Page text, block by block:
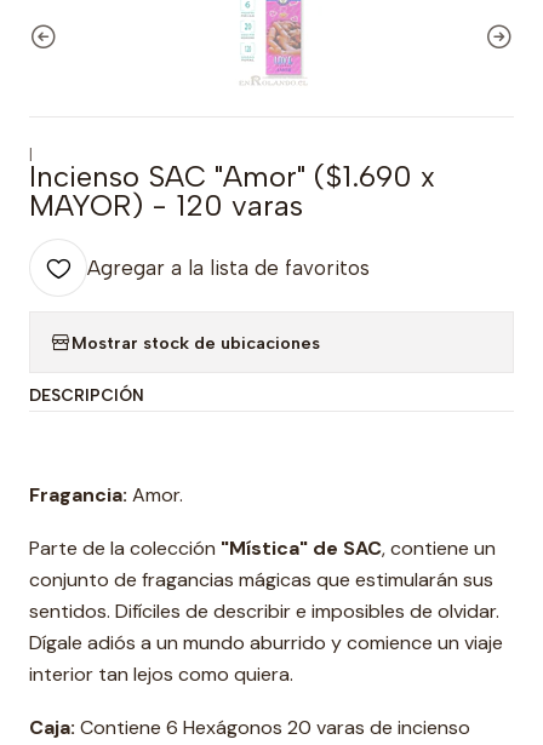
|
Incienso SAC "Amor" ($1.690 x
MAYOR) - 120 varas
Agregar a la lista de favoritos
Mostrar stock de ubicaciones
DESCRIPCIÓN
Fragancia: Amor.
Parte de la colección "Mística" de SAC, contiene un
conjunto de fragancias mágicas que estimularán sus
sentidos. Difíciles de describir e imposibles de olvidar.
Dígale adiós a un mundo aburrido y comience un viaje
interior tan lejos como quiera.
Caja: Contiene 6 Hexágonos 20 varas de incienso